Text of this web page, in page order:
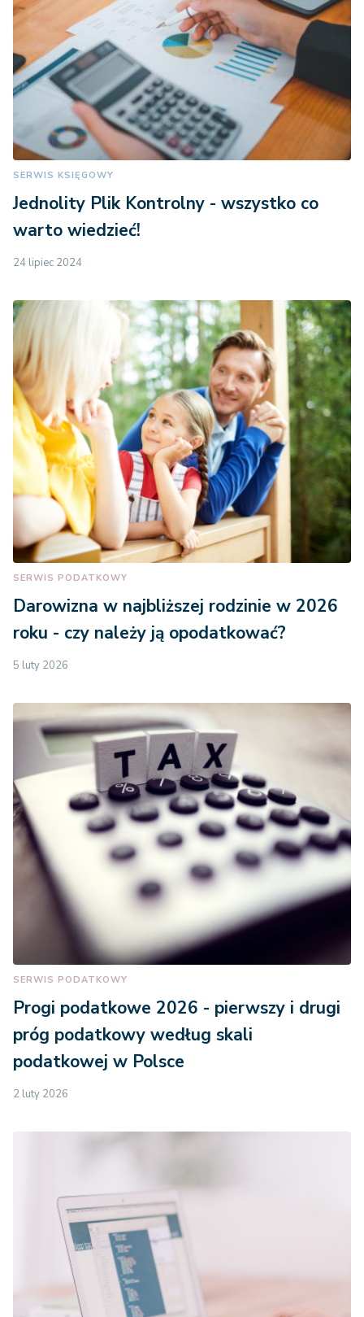
SERWIS KSIĘGOWY
Jednolity Plik Kontrolny - wszystko co
warto wiedzieć!
24 lipiec 2024
SERWIS PODATKOWY
Darowizna w najbliższej rodzinie w 2026
roku - czy należy ją opodatkować?
5 luty 2026
SERWIS PODATKOWY
Progi podatkowe 2026 - pierwszy i drugi
próg podatkowy według skali
podatkowej w Polsce
2 luty 2026